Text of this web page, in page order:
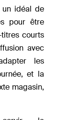
un idéal de
pour être
courts
avec
les
et la
magasin,